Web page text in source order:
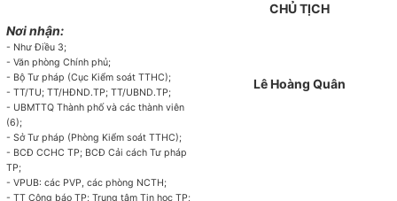
Nơi nhận:
- Như Điều 3;
- Văn phòng Chính phủ;
- Bộ Tư pháp (Cục Kiểm soát TTHC);
- TT/TU; TT/HĐND.TP; TT/UBND.TP;
- UBMTTQ Thành phố và các thành viên
(6);
- Sở Tư pháp (Phòng Kiểm soát TTHC);
- BCĐ CCHC TP; BCĐ Cải cách Tư pháp
TP;
- VPUB: các PVP,các phòng NCTH;
- TT Công báo TP;Trung tâm Tin học TP;
CHỦ TỊCH
Lê Hoàng Quân